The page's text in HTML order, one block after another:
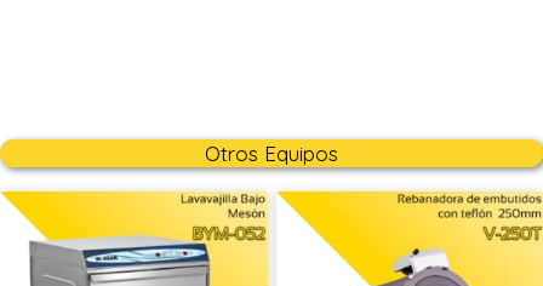
Otros Equipos